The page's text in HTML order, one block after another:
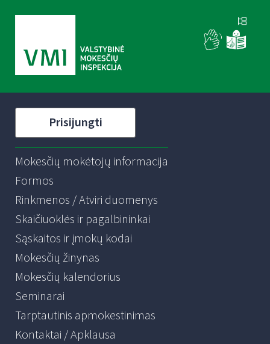
Prisijungti
Mokesčių mokėtojų informacija
Formos
Rinkmenos / Atviri duomenys
Skaičiuoklės ir pagalbininkai
Sąskaitos ir įmokų kodai
Mokesčių žinynas
Mokesčių kalendorius
Seminarai
Tarptautinis apmokestinimas
Kontaktai / Apklausa